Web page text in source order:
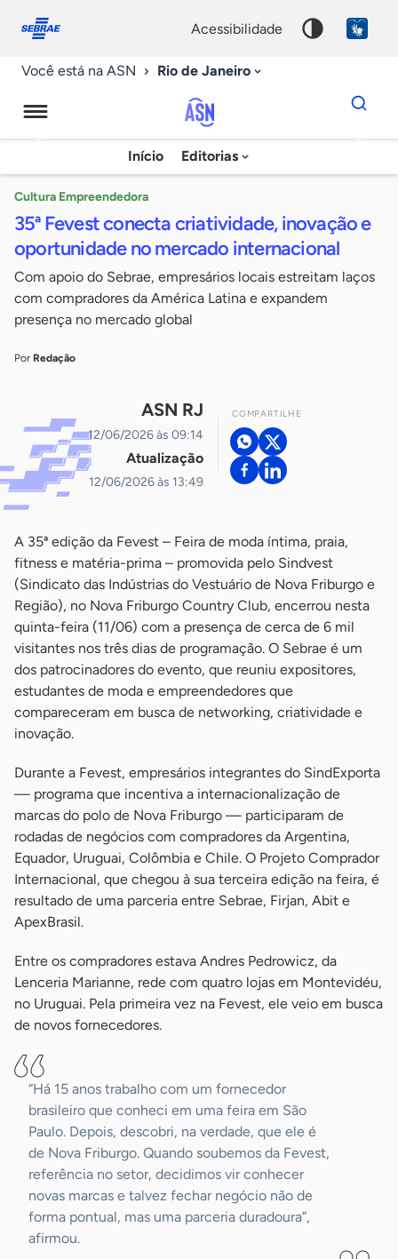
conosco
acessibilidade
Você está na ASN Rio de Janeiro
Agência
Sebrae
Notícias
Início Editorias
Dados
para
chave
Cultura Empreendedora
35ª Fevest conecta criatividade, inovação e
oportunidade no mercado internacional
Com apoio do Sebrae, empresários locais estreitam laços
com compradores da América Latina e expandem
presença no mercado global
Por Redação
ASN RJ
12/06/2026 às 09:14
Atualização
12/06/2026 às 13:49
COMPARTILHE
A 35ª edição da Fevest – Feira de moda íntima, praia,
fitness e matéria-prima – promovida pelo Sindvest
(Sindicato das Indústrias do Vestuário de Nova Friburgo e
Região), no Nova Friburgo Country Club, encerrou nesta
quinta-feira (11/06) com a presença de cerca de 6 mil
visitantes nos três dias de programação. O Sebrae é um
dos patrocinadores do evento, que reuniu expositores,
estudantes de moda e empreendedores que
compareceram em busca de networking, criatividade e
inovação.
Durante a Fevest, empresários integrantes do SindExporta
— programa que incentiva a internacionalização de
marcas do polo de Nova Friburgo — participaram de
rodadas de negócios com compradores da Argentina,
Equador, Uruguai, Colômbia e Chile. O Projeto Comprador
Internacional, que chegou à sua terceira edição na feira, é
resultado de uma parceria entre Sebrae, Firjan, Abit e
ApexBrasil.
Entre os compradores estava Andres Pedrowicz, da
Lenceria Marianne, rede com quatro lojas em Montevidéu,
no Uruguai. Pela primeira vez na Fevest, ele veio em busca
de novos fornecedores.
“Há 15 anos trabalho com um fornecedor
brasileiro que conheci em uma feira em São
Paulo. Depois, descobri, na verdade, que ele é
de Nova Friburgo. Quando soubemos da Fevest,
referência no setor, decidimos vir conhecer
novas marcas e talvez fechar negócio não de
forma pontual, mas uma parceria duradoura”,
afirmou.